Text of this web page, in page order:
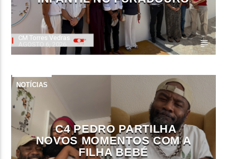
CM Torres Vedras
NOTÍCIAS
C4 PEDRO PARTILHA
NOVOS MOMENTOS COM A
FILHA BEBÉ